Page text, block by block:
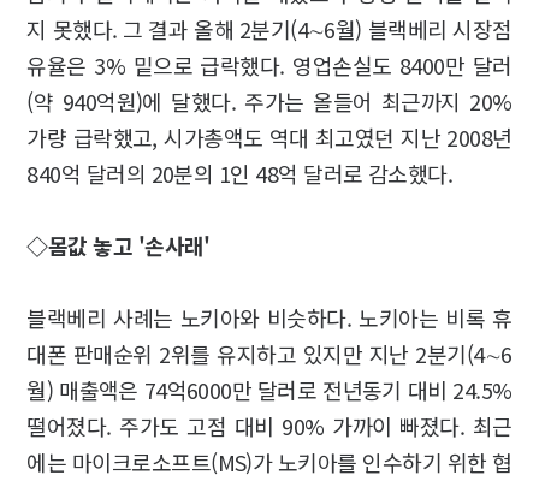
지 못했다. 그 결과 올해 2분기(4∼6월) 블랙베리 시장점
유율은 3% 밑으로 급락했다. 영업손실도 8400만 달러
(약 940억원)에 달했다. 주가는 올들어 최근까지 20%
가량 급락했고, 시가총액도 역대 최고였던 지난 2008년
840억 달러의 20분의 1인 48억 달러로 감소했다.
◇몸값 놓고 '손사래'
블랙베리 사례는 노키아와 비슷하다. 노키아는 비록 휴
대폰 판매순위 2위를 유지하고 있지만 지난 2분기(4∼6
월) 매출액은 74억6000만 달러로 전년동기 대비 24.5%
떨어졌다. 주가도 고점 대비 90% 가까이 빠졌다. 최근
에는 마이크로소프트(MS)가 노키아를 인수하기 위한 협